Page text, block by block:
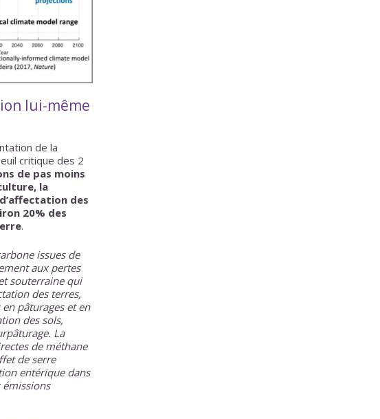
lui-même
de la
critique des 2
de pas moins
la
des
20% des
.
issues de
aux pertes
souterraine qui
des terres,
pâturages et en
des sols,
La
de méthane
de serre
entérique dans
émissions